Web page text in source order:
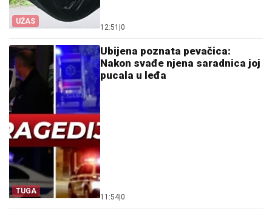
UŽAS
12:51 0
TUGA
Ubijena poznata pevačica:
Nakon svađe njena saradnica joj
pucala u leđa
11:54 0